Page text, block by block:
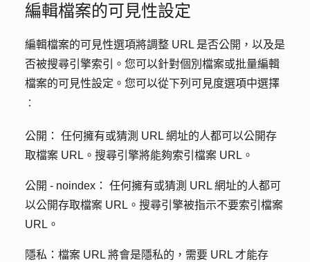
編輯檔案的可見性設定
編輯檔案的可見性選項將調整 URL 是否公開，以及是
否被搜尋引擎索引。您可以針對個別檔案或批量編輯
檔案的可見性設定。您可以從下列可見度選項中選擇
：
公開： 任何擁有或猜測 URL 網址的人都可以公開存
取檔案 URL。搜尋引擎將能夠索引檔案 URL。
公開 - noindex： 任何擁有或猜測 URL 網址的人都可
以公開存取檔案 URL。搜尋引擎被指示不要索引檔案
URL。
隱私： 檔案 URL 將會是隱私的，需要 URL 才能存